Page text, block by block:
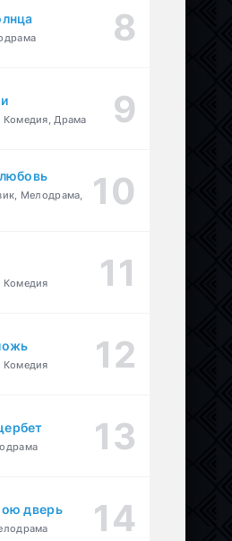
Драма
Мелодрама,
Комедия
Комедия
дверь